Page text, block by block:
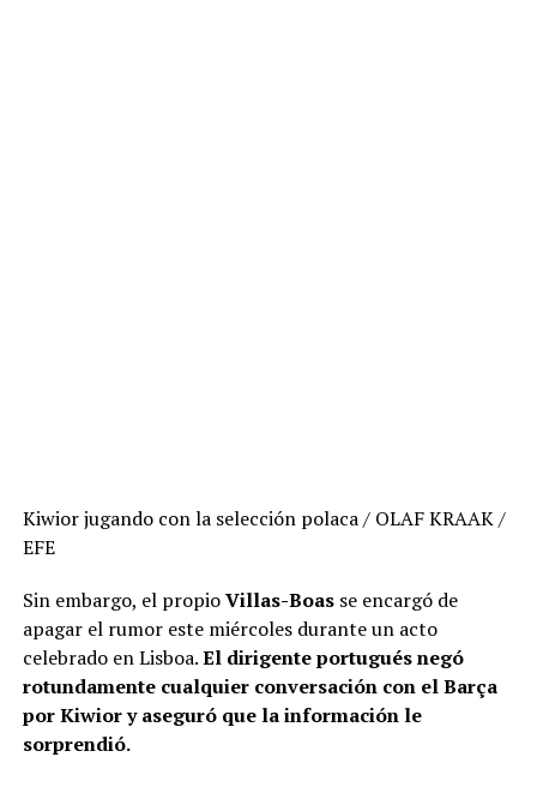
Kiwior jugando con la selección polaca/ OLAF KRAAK /
EFE
Sin embargo, el propioVillas-Boasse encargó de
apagar el rumor este miércoles durante un acto
celebrado en Lisboa.El dirigente portugués negó
rotundamente cualquier conversación con el Barça
por Kiwior y aseguró que la información le
sorprendió.